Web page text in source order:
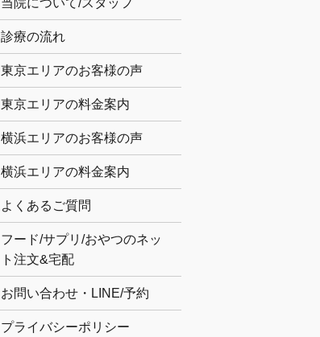
診療の流れ
東京エリアのお客様の声
東京エリアの料金案内
横浜エリアのお客様の声
横浜エリアの料金案内
よくあるご質問
フード/サプリ/おやつのネッ
ト注文&宅配
お問い合わせ・LINE/予約
プライバシーポリシー